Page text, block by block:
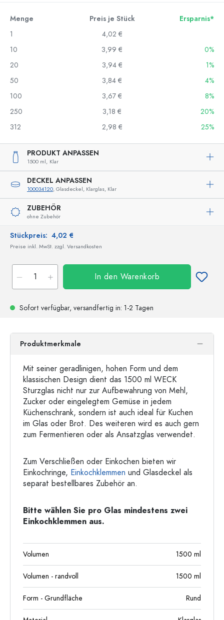
Menge Preis je Stück
Ersparnis*
1
4,02 €
10
3,99 €
0%
20
3,94 €
1%
50
3,84 €
4%
100
3,67 €
8%
250
3,18 €
20%
312
2,98 € 25%
PRODUKT ANPASSEN
1500 ml, Klar
DECKEL ANPASSEN
100034120, Glasdeckel, Klarglas, Klar
ZUBEHÖR
ohne Zubehör
Stückpreis: 4,02 €
Preise inkl. MwSt. zzgl. Versandkosten
In den Warenkorb
Sofort verfügbar, versandfertig in: 1-2 Tagen
Produktmerkmale
Mit seiner geradlinigen, hohen Form und dem
klassischen Design dient das 1500 ml WECK
Sturzglas nicht nur zur Aufbewahrung von Mehl,
Zucker oder eingelegtem Gemüse in jedem
Küchenschrank, sondern ist auch ideal für Kuchen
im Glas oder Brot. Des weiteren wird es auch gern
zum Fermentieren oder als Ansatzglas verwendet.
Zum Verschließen oder Einkochen bieten wir
Einkochringe, Einkochklemmen und Glasdeckel als
separat bestellbares Zubehör an.
Bitte wählen Sie pro Glas mindestens zwei
Einkochklemmen aus.
Volumen 1500 ml
Volumen - randvoll 1500 ml
Form - Grundfläche Rund